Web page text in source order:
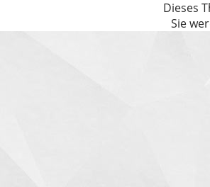
Dieses
Sie